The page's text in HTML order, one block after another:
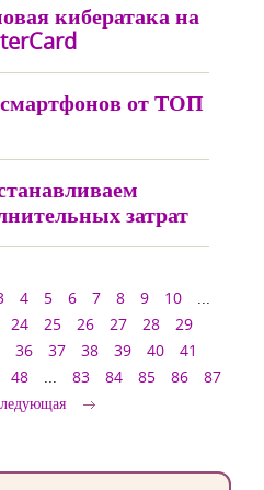
кибератака на
смартфонов от ТОП
затрат
4 5 6 7 8 9 10
...
24 25 26 27 28
29
36 37 38 39 40
41
48 ... 83 84 85 86
87